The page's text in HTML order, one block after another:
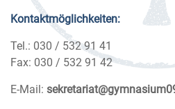
Kontaktmöglichkeiten:
Tel.: 030 / 532 91 41
Fax: 030 / 532 91 42
E-Mail: